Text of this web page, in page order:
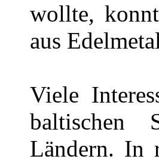
wollte,
aus
Viele
baltischen
Ländern. In